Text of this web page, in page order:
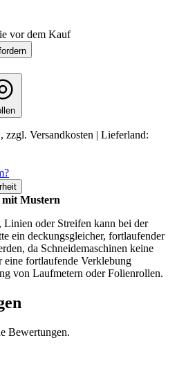
vor dem Kauf
, zzgl. Versandkosten | Lieferland:
Mustern
oder Streifen kann bei der
ein deckungsgleicher, fortlaufender
da Schneidemaschinen keine
eine fortlaufende Verklebung
von Laufmetern oder Folienrollen.
Bewertungen.